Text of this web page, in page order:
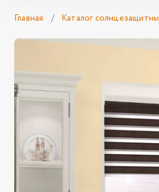
Главная / Каталог